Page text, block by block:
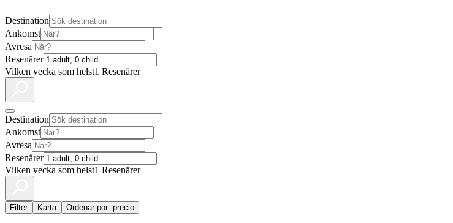
Destination
Ankomst
Avresa
Resenärer
Vilken vecka som helst1 Resenärer
Destination
Ankomst
Avresa
Resenärer
Vilken vecka som helst1 Resenärer
Filter Karta Ordenar por: precio